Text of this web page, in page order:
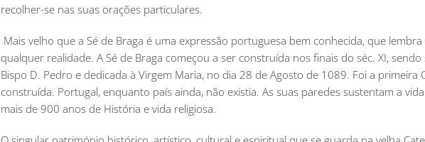
recolher-se nas suas orações particulares.
Mais velho que a Sé de Braga é uma expressão portuguesa bem conhecida, que
qualquer realidade. A Sé de Braga começou a ser construída nos finais do séc. XI,
Bispo D. Pedro e dedicada à Virgem Maria, no dia 28 de Agosto de 1089. Foi a primeira
construída. Portugal, enquanto país ainda, não existia. As suas paredes sustentam a
mais de 900 anos de História e vida religiosa.